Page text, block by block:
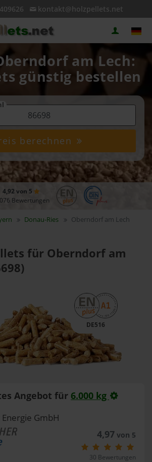
kontakt@holzpellets.net
am Lech:
günstig bestellen
berechnen
4,92 von 5
Bewertungen
Donau-Ries
Oberndorf am Lech
für Oberndorf am
DE516
Angebot für 6.000 kg
GmbH
4,97von 5
30 Bewertungen